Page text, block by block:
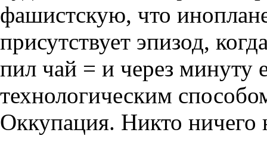
фашистскую, что
присутствует эпизод,
пил чай = и через минуту
технологическим
Оккупация. Никто ничего